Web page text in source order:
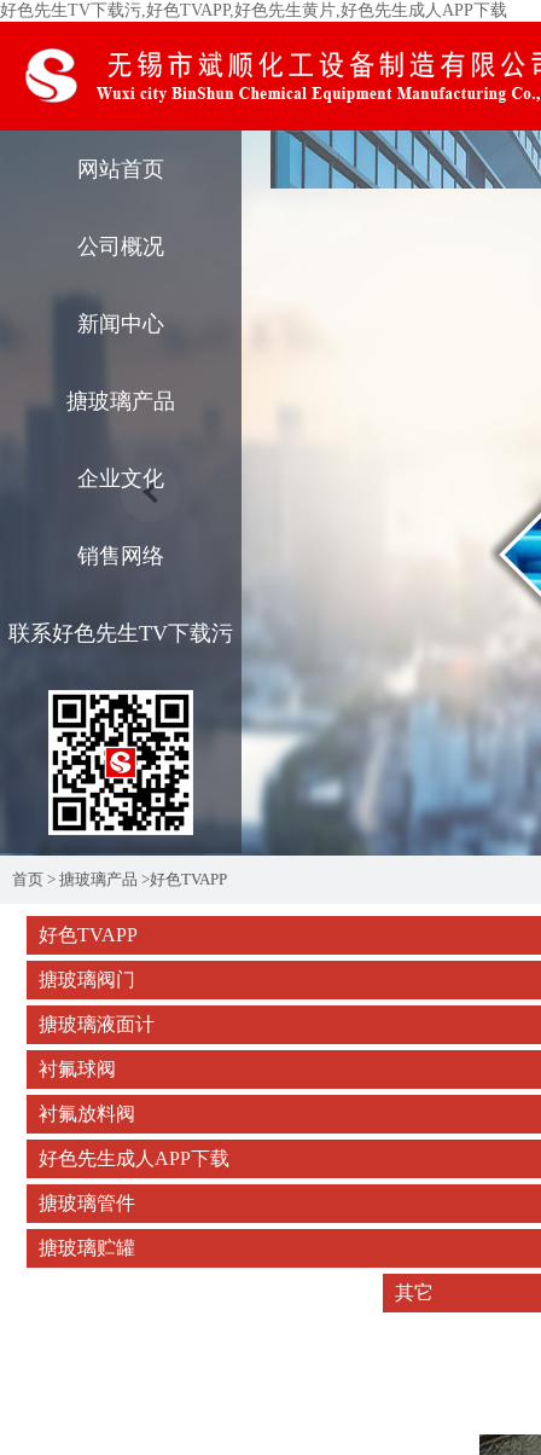
好色先生TV下载污,好色TVAPP,好色先生黄片,好色先生成人APP下载
网站首页
公司概况
新闻中心
搪玻璃产品
企业文化
销售网络
联系好色先生TV下载污
首页 > 搪玻璃产品 >好色TVAPP
好色TVAPP
搪玻璃阀门
搪玻璃液面计
衬氟球阀
衬氟放料阀
好色先生成人APP下载
搪玻璃管件
搪玻璃贮罐
其它